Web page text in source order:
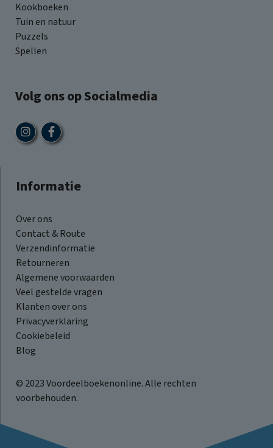
Kookboeken
Tuin en natuur
Puzzels
Spellen
Volg ons op Socialmedia
Informatie
Over ons
Contact & Route
Verzendinformatie
Retourneren
Algemene voorwaarden
Veel gestelde vragen
Klanten over ons
Privacyverklaring
Cookiebeleid
Blog
© 2023 Voordeelboekenonline. Alle rechten
voorbehouden.